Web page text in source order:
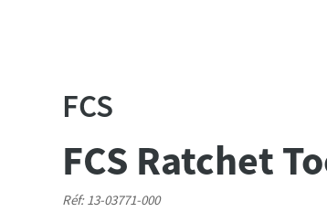
FCS
FCS Ratchet
Réf: 13-03771-000